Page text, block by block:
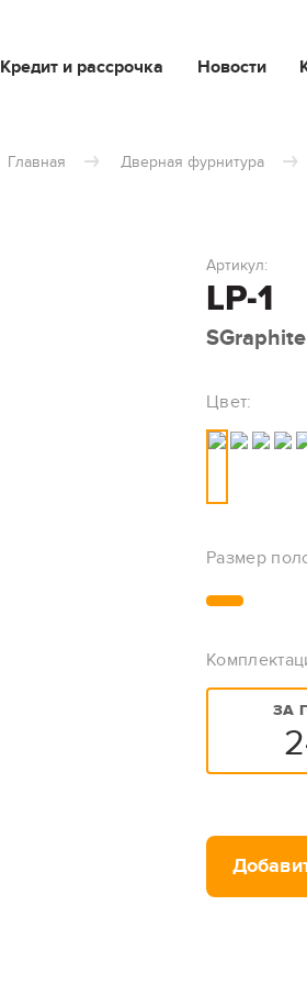
Кредит и рассрочка Новости
Главная Дверная фурнитура
LP-1
Артикул:
SGraphite
Цвет:
Размер
ЗА